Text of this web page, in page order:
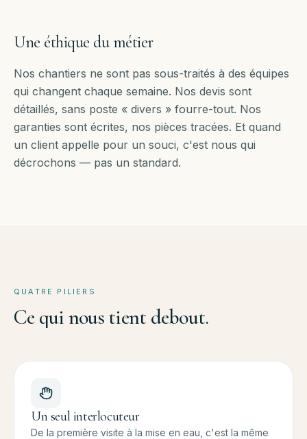
Une éthique du métier
Nos chantiers ne sont pas sous-traités à des équipes
qui changent chaque semaine. Nos devis sont
détaillés, sans poste « divers » fourre-tout. Nos
garanties sont écrites, nos pièces tracées. Et quand
un client appelle pour un souci, c'est nous qui
décrochons — pas un standard.
QUATRE PILIERS
Ce quinoustient debout.
Un seul interlocuteur
De la première visite à la mise en eau, c'est la même